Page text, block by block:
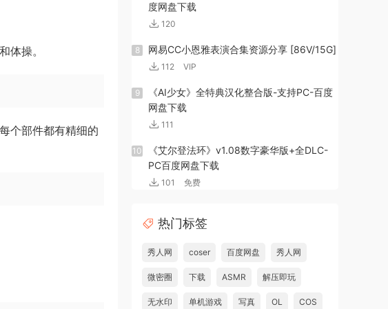
体操。
个部件都有精细的
度网盘下载
120
8 网易CC小恩雅表演合集资源分享 [86V/15G]
112 VIP
9
《AI少女》全特典汉化整合版-支持PC-百度
网盘下载
111
10
《艾尔登法环》v1.08数字豪华版+全DLC-
PC百度网盘下载
101 免费
热门标签
秀人网 coser 百度网盘 秀人网
微密圈 下载 ASMR 解压即玩
无水印 单机游戏 写真 OL COS